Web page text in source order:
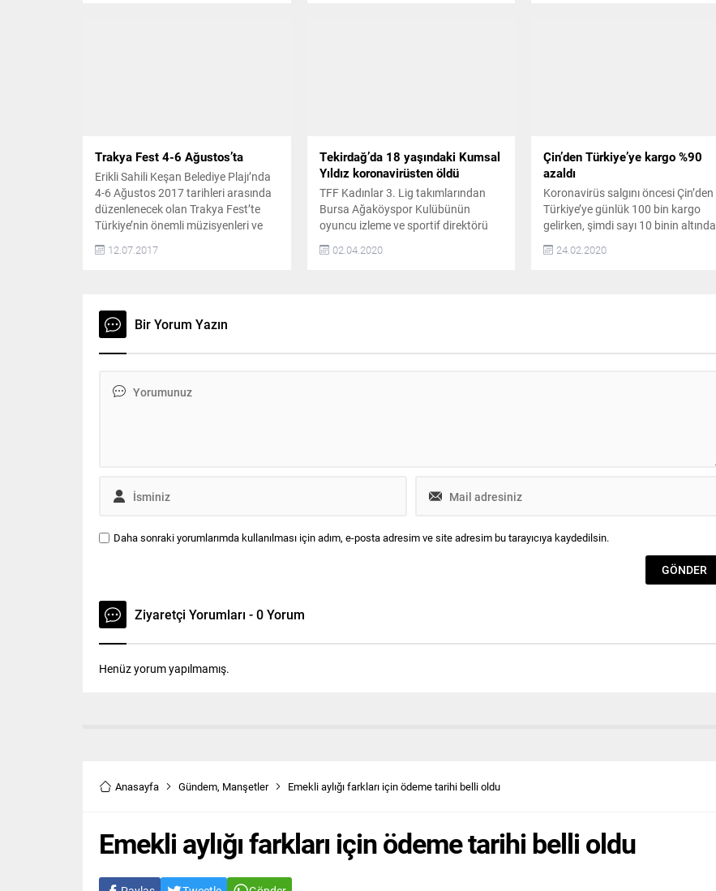
Trakya Fest 4-6 Ağustos’ta
Erikli Sahili Keşan Belediye Plajı’nda
4-6 Ağustos 2017 tarihleri arasında
düzenlenecek olan Trakya Fest’te
Türkiye’nin önemli müzisyenleri ve
grupları müzikseverlerle buluşacak.
ÜNLÜ İSİMLER SAHNE ALACAK 4-6
Trakya Fest’te Duman, Manga,
Bülent Ortaçgil, Moğollar, Şebnem
Ferah, Hayko Cepkin, Adamlar,
12.07.2017
Tekirdağ’da 18 yaşındaki Kumsal
Yıldız koronavirüsten öldü
TFF Kadınlar 3. Lig takımlarından
Bursa Ağaköyspor Kulübünün
oyuncu izleme ve sportif direktörü
Kumsal Yıldız, yeni tip koronavirüs
(Kovid-19) nedeniyle tedavi gördüğü
konulduğu ve yoğun bakıma
02.04.2020
Çin’den Türkiye’ye kargo %90
azaldı
Koronavirüs salgını öncesi Çin’den
Türkiye’ye günlük 100 bin kargo
gelirken, şimdi sayı 10 binin altında
Çin’in Vuhan kentinde ortaya çıkan
ve iki binden fazla kişinin yaşamını
etkisine alan yeni...
24.02.2020
Bir Yorum Yazın
Daha sonraki yorumlarımda kullanılması için adım, e-posta adresim ve site adresim bu tarayıcıya kaydedilsin.
Ziyaretçi Yorumları - 0 Yorum
Henüz yorum yapılmamış.
Anasayfa Gündem, Manşetler Emekli aylığı farkları için ödeme tarihi belli oldu
Emekli aylığı farkları için ödeme tarihi belli oldu